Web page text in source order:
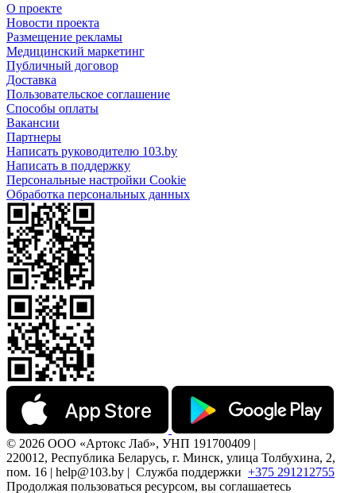
О проекте
Новости проекта
Размещение рекламы
Медицинский маркетинг
Публичный договор
Доставка
Пользовательское соглашение
Способы оплаты
Вакансии
Партнеры
Написать руководителю 103.by
Написать в поддержку
Персональные настройки Cookie
Обработка персональных данных
© 2026 ООО «Артокс Лаб», УНП 191700409 |
220012, Республика Беларусь, г. Минск, улица Толбухина, 2,
пом. 16 | help@103.by | Служба поддержки +375 291212755
Продолжая пользоваться ресурсом, вы соглашаетесь